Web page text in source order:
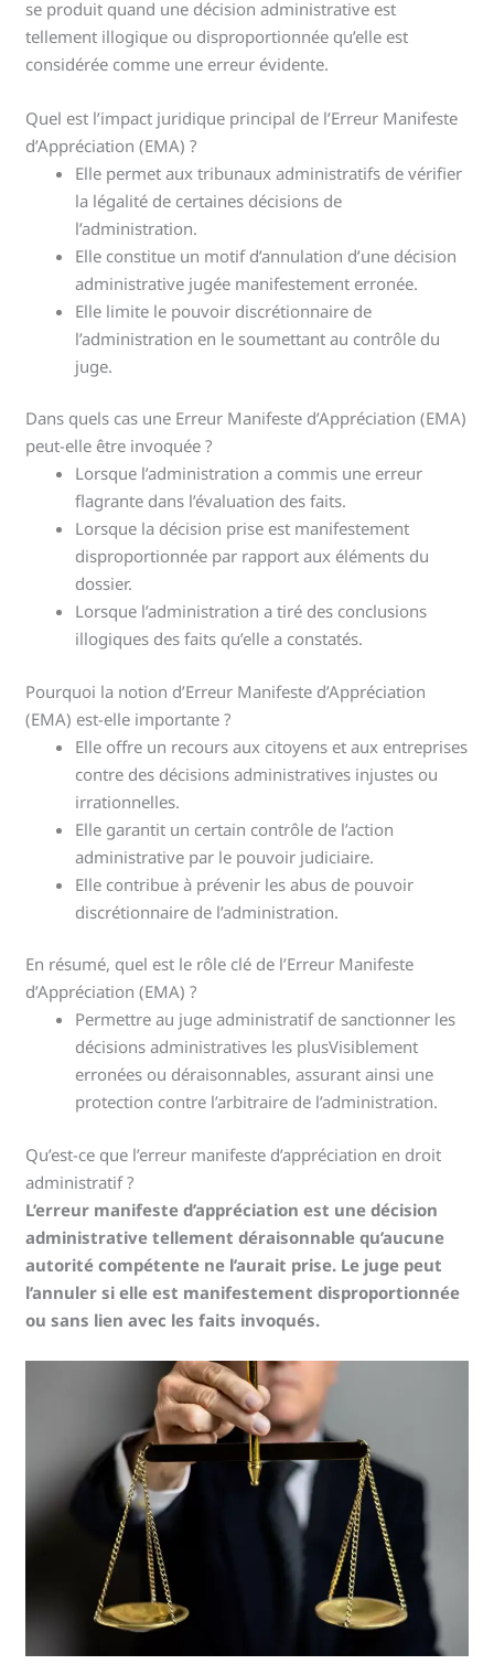
se produit quand une décision administrative est
tellement illogique ou disproportionnée qu’elle est
considérée comme une erreur évidente.
Quel est l’impact juridique principal de l’Erreur Manifeste
d’Appréciation (EMA) ?
Elle permet aux tribunaux administratifs de vérifier
la légalité de certaines décisions de
l’administration.
Elle constitue un motif d’annulation d’une décision
administrative jugée manifestement erronée.
Elle limite le pouvoir discrétionnaire de
l’administration en le soumettant au contrôle du
juge.
Dans quels cas une Erreur Manifeste d’Appréciation (EMA)
peut-elle être invoquée ?
Lorsque l’administration a commis une erreur
flagrante dans l’évaluation des faits.
Lorsque la décision prise est manifestement
disproportionnée par rapport aux éléments du
dossier.
Lorsque l’administration a tiré des conclusions
illogiques des faits qu’elle a constatés.
Pourquoi la notion d’Erreur Manifeste d’Appréciation
(EMA) est-elle importante ?
Elle offre un recours aux citoyens et aux entreprises
contre des décisions administratives injustes ou
irrationnelles.
Elle garantit un certain contrôle de l’action
administrative par le pouvoir judiciaire.
Elle contribue à prévenir les abus de pouvoir
discrétionnaire de l’administration.
En résumé, quel est le rôle clé de l’Erreur Manifeste
d’Appréciation (EMA) ?
Permettre au juge administratif de sanctionner les
décisions administratives les plusVisiblement
erronées ou déraisonnables, assurant ainsi une
protection contre l’arbitraire de l’administration.
Qu’est-ce que l’erreur manifeste d’appréciation en droit
administratif ?
L’erreur manifeste d’appréciation est une décision
administrative tellement déraisonnable qu’aucune
autorité compétente ne l’aurait prise. Le juge peut
l’annuler si elle est manifestement disproportionnée
ou sans lien avec les faits invoqués.